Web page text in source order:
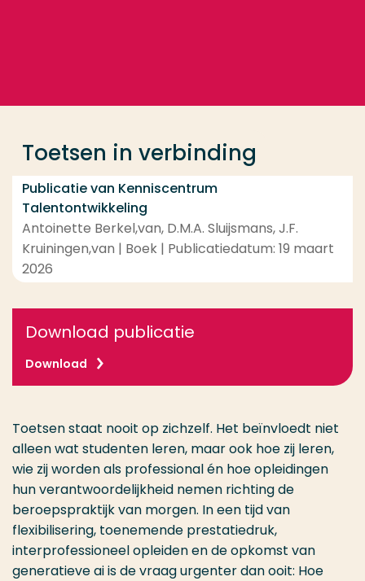
Toetsen in verbinding
Publicatie van Kenniscentrum
Talentontwikkeling
Antoinette Berkel,van, D.M.A. Sluijsmans, J.F.
Kruiningen,van | Boek | Publicatiedatum: 19 maart
2026
Download publicatie
Download
Toetsen staat nooit op zichzelf. Het beïnvloedt niet
alleen wat studenten leren, maar ook hoe zij leren,
wie zij worden als professional én hoe opleidingen
hun verantwoordelijkheid nemen richting de
beroepspraktijk van morgen. In een tijd van
flexibilisering, toenemende prestatiedruk,
interprofessioneel opleiden en de opkomst van
generatieve ai is de vraag urgenter dan ooit: Hoe
Contact